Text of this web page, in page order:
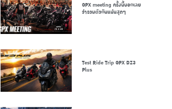
GPX meeting ครั้งนี้บอกเลย
ว่ารวมตัวกันแน่นสุดๆ
Test Ride Trip GPX DZ3
Plus